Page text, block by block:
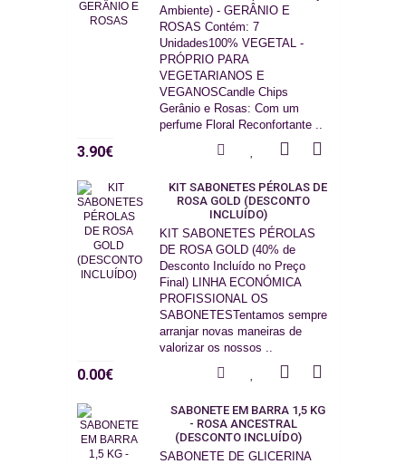
Ambiente) - GERÂNIO E
ROSAS Contém: 7
Unidades100% VEGETAL -
PRÓPRIO PARA
VEGETARIANOS E
VEGANOSCandle Chips
Gerânio e Rosas: Com um
perfume Floral Reconfortante ..
3.90€
KIT SABONETES PÉROLAS DE
ROSA GOLD (DESCONTO
INCLUÍDO)
KIT SABONETES PÉROLAS
DE ROSA GOLD (40% de
Desconto Incluído no Preço
Final) LINHA ECONÓMICA
PROFISSIONAL OS
SABONETESTentamos sempre
arranjar novas maneiras de
valorizar os nossos ..
0.00€
SABONETE EM BARRA 1,5 KG
- ROSA ANCESTRAL
(DESCONTO INCLUÍDO)
SABONETE DE GLICERINA